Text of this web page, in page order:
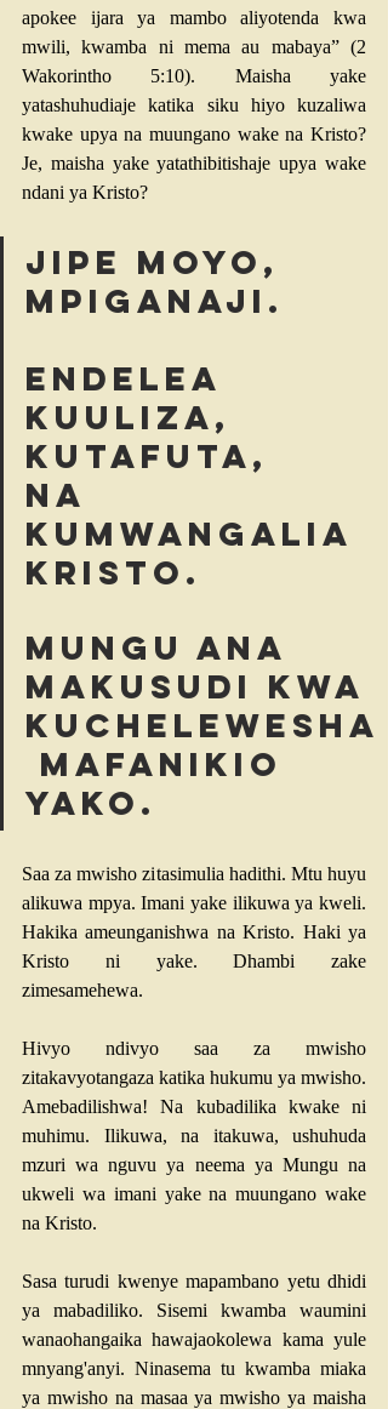
apokee ijara ya mambo aliyotenda kwa
mwili, kwamba ni mema au mabaya” (2
Wakorintho 5:10). Maisha yake
yatashuhudiaje katika siku hiyo kuzaliwa
kwake upya na muungano wake na Kristo?
Je, maisha yake yatathibitishaje upya wake
ndani ya Kristo?
Jipe moyo,
mpiganaji.
Endelea
kuuliza,
kutafuta,
na
kumwangalia
Kristo.
Mungu ana
makusudi kwa
kuchelewesha
mafanikio
yako.
Saa za mwisho zitasimulia hadithi. Mtu huyu
alikuwa mpya. Imani yake ilikuwa ya kweli.
Hakika ameunganishwa na Kristo. Haki ya
Kristo ni yake. Dhambi zake
zimesamehewa.
Hivyo ndivyo saa za mwisho
zitakavyotangaza katika hukumu ya mwisho.
Amebadilishwa! Na kubadilika kwake ni
muhimu. Ilikuwa, na itakuwa, ushuhuda
mzuri wa nguvu ya neema ya Mungu na
ukweli wa imani yake na muungano wake
na Kristo.
Sasa turudi kwenye mapambano yetu dhidi
ya mabadiliko. Sisemi kwamba waumini
wanaohangaika hawajaokolewa kama yule
mnyang'anyi. Ninasema tu kwamba miaka
ya mwisho na masaa ya mwisho ya maisha